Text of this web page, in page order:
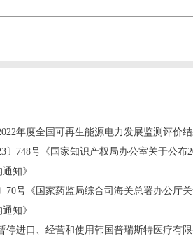
年度全国可再生能源电力发展监测评价
〕748号《国家知识产权局办公室关于公布
知》
70号《国家药监局综合司海关总署办公厅
知》
停进口、经营和使用韩国普瑞斯特医疗有